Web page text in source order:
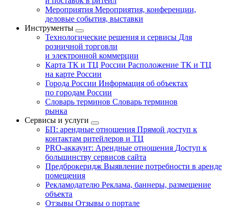
Мероприятия Мероприятия, конференции,
деловые события, выставки
Инструменты
Технологические решения и сервисы Для
розничной торговли
и электронной коммерции
Карта ТК и ТЦ России Расположение ТК и ТЦ
на карте России
Города России Информация об объектах
по городам России
Словарь терминов Словарь терминов
рынка
Сервисы и услуги
БП: арендные отношения Прямой доступ к
контактам ритейлеров и ТЦ
PRO-аккаунт: Арендные отношения Доступ к
большинству сервисов сайта
Предброкеридж Выявление потребности в аренде
помещения
Рекламодателю Реклама, баннеры, размещение
объекта
Отзывы Отзывы о портале